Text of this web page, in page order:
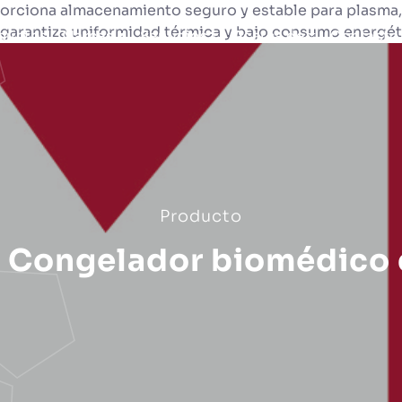
almacenamiento seguro y estable para
uniformidad térmica y bajo consumo
Marcas Servicios Acerca de Contacto
Producto
Congelador